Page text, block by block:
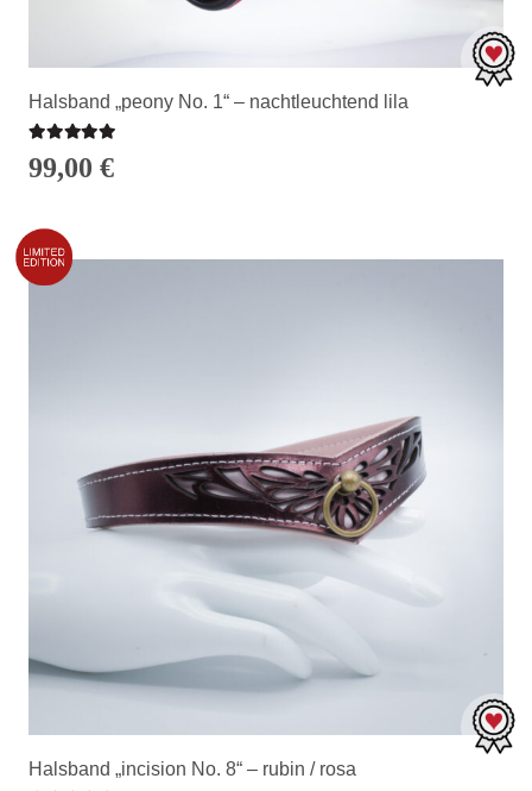
Halsband „peony No. 1“ – nachtleuchtend lila
99,00 €
Halsband „incision No. 8“ – rubin / rosa